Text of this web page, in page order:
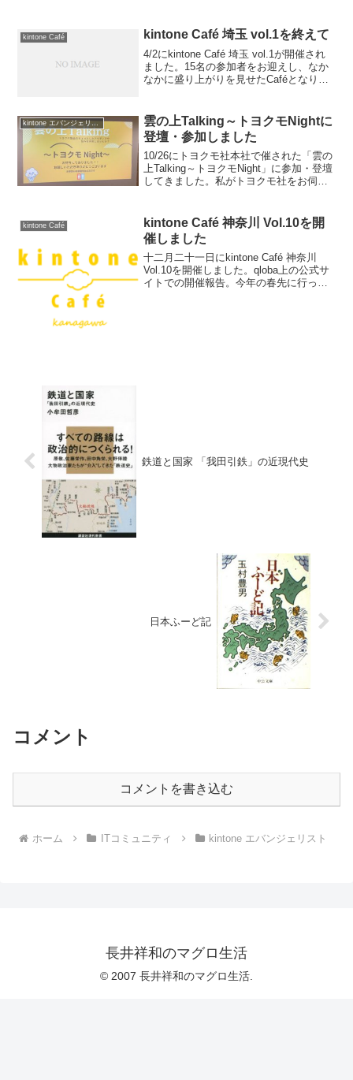
ざいました!
kintone Café kintone Café 埼玉 vol.1を終えて
4/2にkintone Café 埼玉 vol.1が開催され
ました。15名の参加者をお迎えし、なか
なかに盛り上がりを見せたCaféとなりま
doorkeeperに記載...
kintone エバンジェリスト
雲の上Talking～トヨクモNightに
登壇・参加しました
10/26にトヨクモ社本社で催された「雲の
上Talking～トヨクモNight」に参加・登壇
してきました。私がトヨクモ社をお伺い
半年ぶりです。ブログ今回は「...
kintone Café
kintone Café 神奈川 Vol.10を開
催しました
十二月二十一日にkintone Café 神奈川
Vol.10を開催しました。qloba上の公式サ
イトでの開催報告。今年の春先に行った
鉄道と国家 「我田引鉄」の近現代史
日本ふーど記
コメント
コメントを書き込む
ホーム ITコミュニティ kintone エバンジェリスト
長井祥和のマグロ生活
© 2007 長井祥和のマグロ生活.